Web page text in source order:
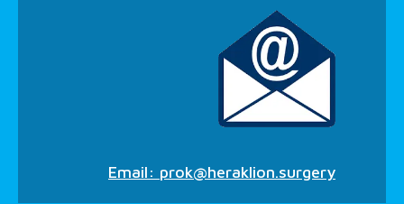
Email: prok@heraklion.surgery